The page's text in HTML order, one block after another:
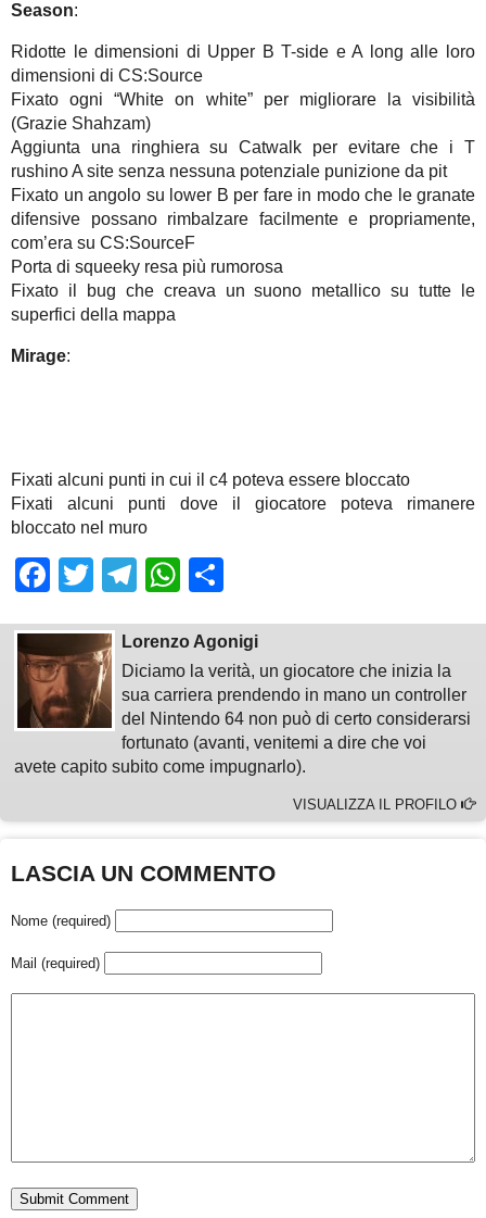
Season:
Ridotte le dimensioni di Upper B T-side e A long alle loro
dimensioni di CS:Source
Fixato ogni “White on white” per migliorare la visibilità
(Grazie Shahzam)
Aggiunta una ringhiera su Catwalk per evitare che i T
rushino A site senza nessuna potenziale punizione da pit
Fixato un angolo su lower B per fare in modo che le granate
difensive possano rimbalzare facilmente e propriamente,
com’era su CS:SourceF
Porta di squeeky resa più rumorosa
Fixato il bug che creava un suono metallico su tutte le
superfici della mappa
Mirage:
Fixati alcuni punti in cui il c4 poteva essere bloccato
Fixati alcuni punti dove il giocatore poteva rimanere
bloccato nel muro
Facebook
TwitterTelegram
WhatsApp
Lorenzo Agonigi
Diciamo la verità, un giocatore che inizia la
sua carriera prendendo in mano un controller
del Nintendo 64 non può di certo considerarsi
fortunato (avanti, venitemi a dire che voi
avete capito subito come impugnarlo).
VISUALIZZA IL PROFILO
LASCIA UN COMMENTO
Nome (required)
Mail (required)